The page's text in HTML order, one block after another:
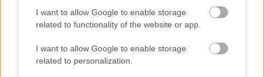
I want to allow Google to enable storage
related to functionality of the website or app.
I want to allow Google to enable storage
related to personalization.
Kommentek:
A hozzászólások a vonatkozó jogszabályok
értelmében felhasználói tartalomnak
nem vállal, azokat nem ellenőrzi. Kifogás esetén forduljon a blog szerkesztőjéhez.
Részletek aFelhasználási feltételekbenés az